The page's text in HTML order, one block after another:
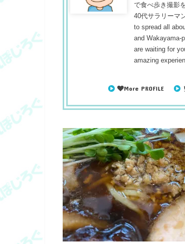
で食べ歩き撮影
40代サラリーマ
to spread all
and Wakayama-
are waiting for
amazing
More PROFILE